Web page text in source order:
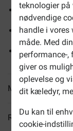
teknologier
nødvendige
handle i
måde. Med
performance-,
giver os
oplevelse og
dit kæledyr,
Du kan til
cookie-
Højt
Knasende
Maxi-pakke
Mere info
Reviews